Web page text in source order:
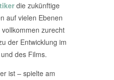
die zukünftige
auf vielen Ebenen
zurecht
der Entwicklung im
des Films.
ist – spielte am